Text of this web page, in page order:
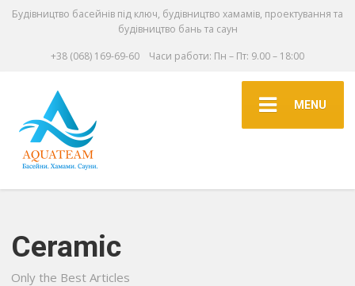
Будівництво басейнів під ключ, будівництво хамамів, проектування та
будівництво бань та саун
+38 (068) 169-69-60
Часи работи: Пн – Пт: 9.00 – 18:00
MENU
Ceramic
Only the Best Articles